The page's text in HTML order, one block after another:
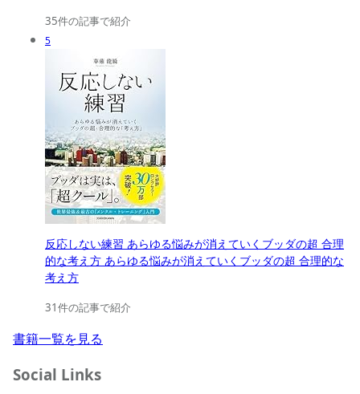
35件の記事で紹介
5
反応しない練習 あらゆる悩みが消えていくブッダの超 合理
的な考え方 あらゆる悩みが消えていくブッダの超 合理的な
考え方
31件の記事で紹介
書籍一覧を見る
Social Links